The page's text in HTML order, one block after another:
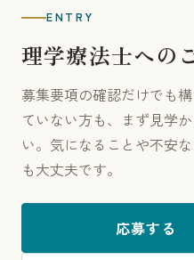
ENTRY
理学療法士への
募集要項の確認だけでも
ていない方も、まず見学
い。気になることや不安
も大丈夫です。
応募する